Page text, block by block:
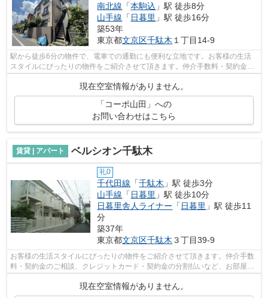
南北線 「本駒込 」駅 徒歩8分
山手線 「日暮里 」駅 徒歩16分
築53年
東京都文京区千駄木 １丁目14-9
駅から徒歩6分の物件で、電車での通勤にも便利な立地です。お客様の生活
スタイルにぴったりの物件をご紹介させて頂きます。仲介手数料・契約金の
現在空室情報がありません。
「コーポ山田」への
お問い合わせはこちら
賃貸 | アパート ベルシオン千駄木
礼0
千代田線 「千駄木 」駅 徒歩3分
山手線 「 日暮里 」駅 徒歩10分
日暮里舎人ライナー 「 日暮里 」駅 徒歩11
分
築37年
東京都文京区千駄木 ３丁目39-9
お客様の生活スタイルにぴったりの物件をご紹介させて頂きます。仲介手数
料・契約金のご相談、クレジットカード・契約金の分割払いなど、お部屋探
しのことならどんなことでも、まずは...
現在空室情報がありません。